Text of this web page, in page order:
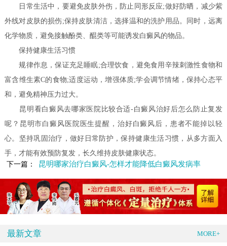
日常生活中，要避免皮肤外伤，防止同形反应;做好防晒，减少紫
外线对皮肤的损伤;保持皮肤清洁，选择温和的洗护用品。同时，远离
化学物质，避免接触酚类、醌类等可能诱发白癜风的物品。
保持健康生活习惯
规律作息，保证充足睡眠;合理饮食，避免食用辛辣刺激性食物和
富含维生素C的食物;适度运动，增强体质;学会调节情绪，保持心态平
和，避免精神压力过大。
昆明看白癜风去哪家医院比较合适-白癜风治好后怎么防止复发
呢？昆明市白癜风医院医生提醒，治好白癜风后，患者不能掉以轻
心。坚持巩固治疗，做好日常防护，保持健康生活习惯，从多方面入
手，才能有效预防复发，长久维持皮肤健康状态。
下一篇：
昆明哪家治疗白癜风-怎样才能降低白癜风发病率
最新文章 MORE+